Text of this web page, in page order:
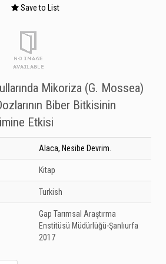
Save to List
Mikoriza (G. Mossea)
Biber Bitkisinin
Etkisi
Alaca, Nesibe Devrim.
Kitap
Turkish
Gap Tarımsal Araştırma
Enstitüsü Müdürlüğü-Şanlıurfa
2017